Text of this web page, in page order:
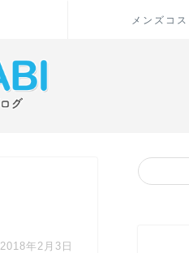
メンズコス
2018年2月3日